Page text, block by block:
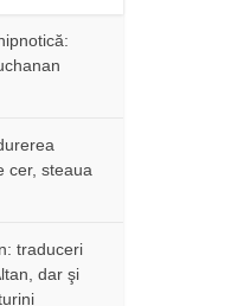
cer, steaua
traduceri
dar şi